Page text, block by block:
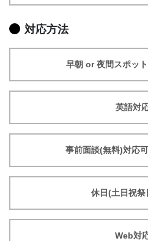
対応方法
早朝 or 夜間スポッ
英語対
事前面談(無料)対応
休日(土日祝祭
Web対